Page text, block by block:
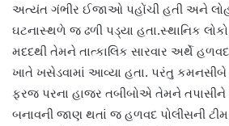
અત્યંત ગંભીર ઈજાઓ પહોંચી હતી અને
ઘટનાસ્થળે જ ઢળી પડ્યા હતા.સ્થાનિક
મદદથી તેમને તાત્કાલિક સારવાર અર્થે
ખાતે ખસેડવામાં આવ્યા હતા. પરંતુ કમનસીબે
ફરજ પરના હાજર તબીબોએ તેમને
બનાવની જાણ થતાં જ હળવદ પોલીસની